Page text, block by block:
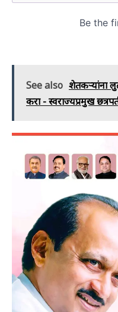
See also शेतकऱ्यांना
करा - स्वराज्यप्रमुख